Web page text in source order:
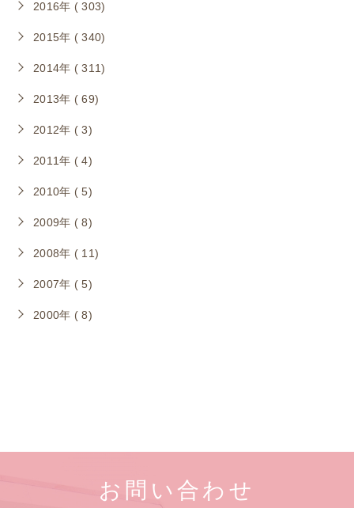
2016年 ( 303)
2015年 ( 340)
2014年 ( 311)
2013年 ( 69)
2012年 ( 3)
2011年 ( 4)
2010年 ( 5)
2009年 ( 8)
2008年 ( 11)
2007年 ( 5)
2000年 ( 8)
お問い合わせ